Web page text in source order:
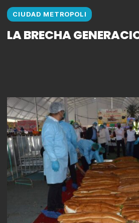
CIUDAD METROPOLI
LA BRECHA